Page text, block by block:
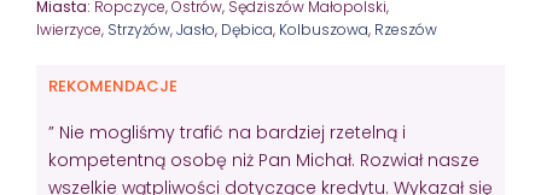
Miasta: Ropczyce, Ostrów, Sędziszów Małopolski,
Iwierzyce, Strzyżów,Jasło, Dębica, Kolbuszowa, Rzeszów
REKOMENDACJE
” Nie mogliśmy trafić na bardziej rzetelną i
kompetentną osobę niż Pan Michał. Rozwiał nasze
wszelkie wątpliwości dotyczące kredytu. Wykazał się